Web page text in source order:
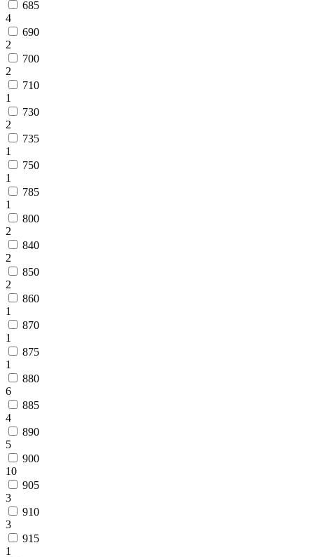
685
4
690
2
700
2
710
1
730
2
735
1
750
1
785
1
800
2
840
2
850
2
860
1
870
1
875
1
880
6
885
4
890
5
900
10
905
3
910
3
915
1